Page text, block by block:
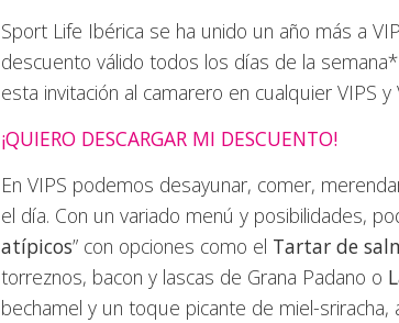
Sport Life Ibérica se ha unido un año más a
descuento válido todos los días de la
esta invitación al camarero en cualquier VIPS
¡QUIERO DESCARGAR MI DESCUENTO!
En VIPS podemos desayunar, comer,
el día. Con un variado menú y posibilidades,
atípicos” con opciones como el Tartar de
torreznos, bacon y lascas de Grana Padano o
bechamel y un toque picante de miel-